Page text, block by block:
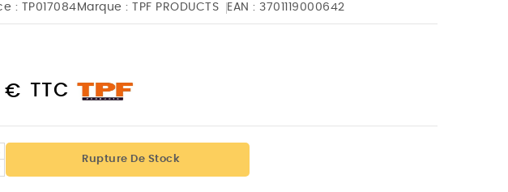
: TP017084 Marque : TPF PRODUCTS EAN : 3701119000642
€ TTC
Rupture De Stock